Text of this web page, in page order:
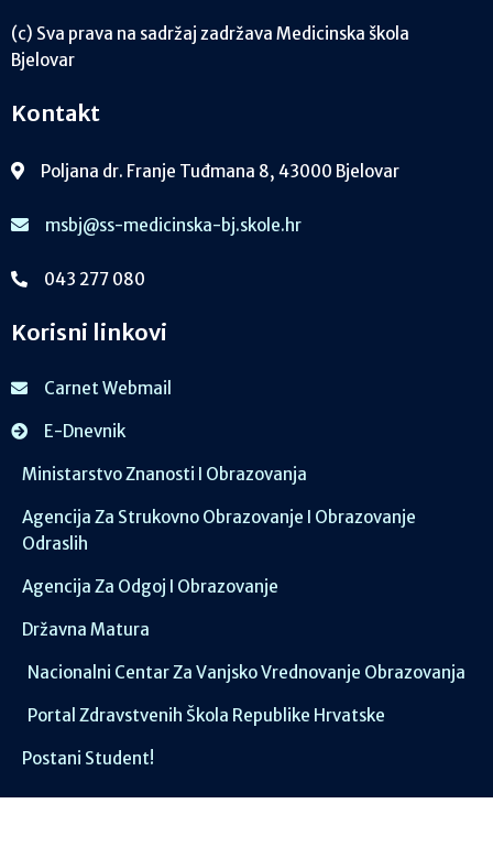
(c) Sva prava na sadržaj zadržava Medicinska škola
Bjelovar
Kontakt
Poljana dr. Franje Tuđmana 8, 43000 Bjelovar
msbj@ss-medicinska-bj.skole.hr
043 277 080
Korisni linkovi
Carnet Webmail
E-Dnevnik
Ministarstvo Znanosti I Obrazovanja
Agencija Za Strukovno Obrazovanje I Obrazovanje
Odraslih
Agencija Za Odgoj I Obrazovanje
Državna Matura
Nacionalni Centar Za Vanjsko Vrednovanje Obrazovanja
Portal Zdravstvenih Škola Republike Hrvatske
Postani Student!